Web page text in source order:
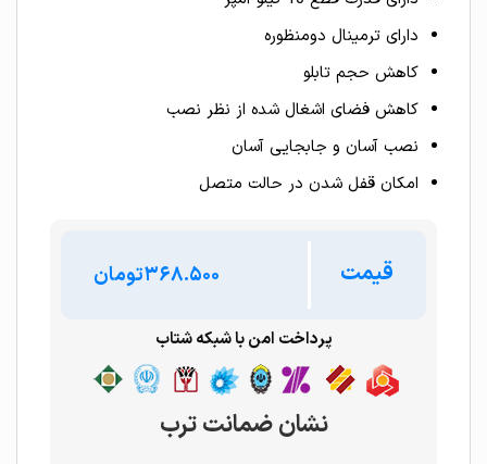
دارای ترمینال دومنظوره
کاهش حجم تابلو
کاهش فضای اشغال شده از نظر نصب
نصب آسان و جابجایی آسان
امکان قفل شدن در حالت متصل
قیمت تومان
پرداخت امن با شبکه شتاب
نشان ضمانت ترب